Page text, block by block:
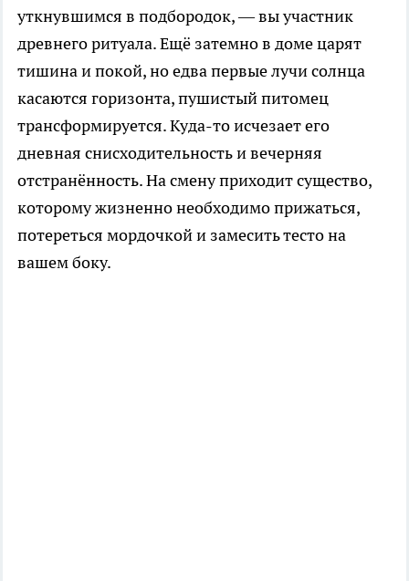
уткнувшимся в подбородок, — вы участник
древнего ритуала. Ещё затемно в доме царят
тишина и покой, но едва первые лучи солнца
касаются горизонта, пушистый питомец
трансформируется. Куда-то исчезает его
дневная снисходительность и вечерняя
отстранённость. На смену приходит существо,
которому жизненно необходимо прижаться,
потереться мордочкой и замесить тесто на
вашем боку.